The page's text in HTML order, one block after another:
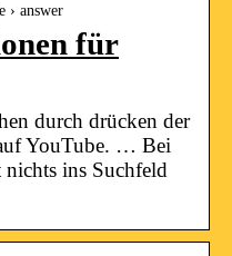
› answer
für
durch drücken der
YouTube. … Bei
ins Suchfeld